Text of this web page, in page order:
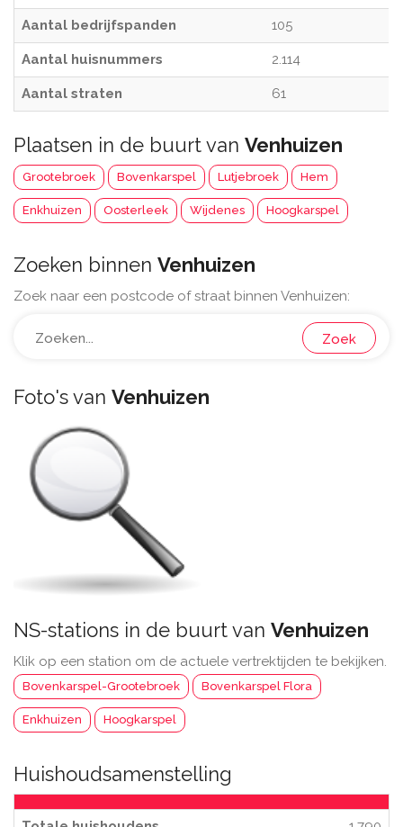
Aantal bedrijfspanden 105
Aantal huisnummers 2.114
Aantal straten 61
Plaatsen in de buurt van Venhuizen
Grootebroek Bovenkarspel Lutjebroek Hem
Enkhuizen Oosterleek Wijdenes Hoogkarspel
Zoeken binnen Venhuizen
Zoek naar een postcode of straat binnen Venhuizen:
Zoek
Foto's van Venhuizen
NS-stations in de buurt van Venhuizen
Klik op een station om de actuele vertrektijden te bekijken.
Bovenkarspel-Grootebroek Bovenkarspel Flora
Enkhuizen Hoogkarspel
Huishoudsamenstelling